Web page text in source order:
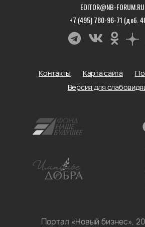
EDITOR@NB-FORUM.RU
+7 (495) 780-96-71 (доб.
Портал «Новый бизнес»,
Контакты Карта сайта
Версия для